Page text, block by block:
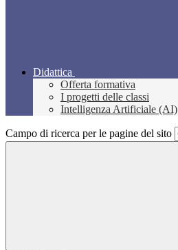
Didattica
Offerta formativa
I progetti delle classi
Intelligenza Artificiale (AI)
Campo di ricerca per le pagine del sito